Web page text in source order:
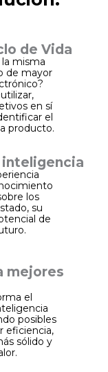
de Vida
misma
de mayor
en sí
el
producto.
inteligencia
los
su
de
mejores
el
posibles
eficiencia,
sólido y